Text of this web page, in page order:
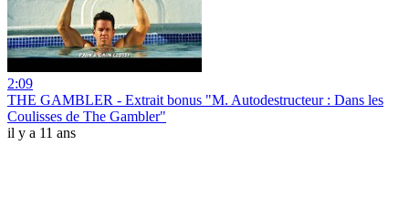
2:09
THE GAMBLER - Extrait bonus "M. Autodestructeur : Dans les
Coulisses de The Gambler"
il y a 11 ans